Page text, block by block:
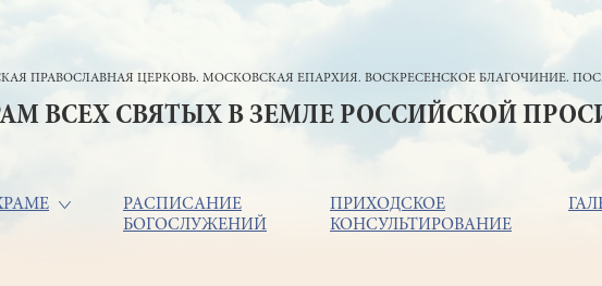
ПРАВОСЛАВНАЯ ЦЕРКОВЬ. МОСКОВСКАЯ ЕПАРХИЯ. ВОСКРЕСЕНСКОЕ БЛАГОЧИНИЕ.
ВСЕХ СВЯТЫХ В ЗЕМЛЕ РОССИЙСКОЙ
РАСПИСАНИЕ
БОГОСЛУЖЕНИЙ
ПРИХОДСКОЕ
КОНСУЛЬТИРОВАНИЕ